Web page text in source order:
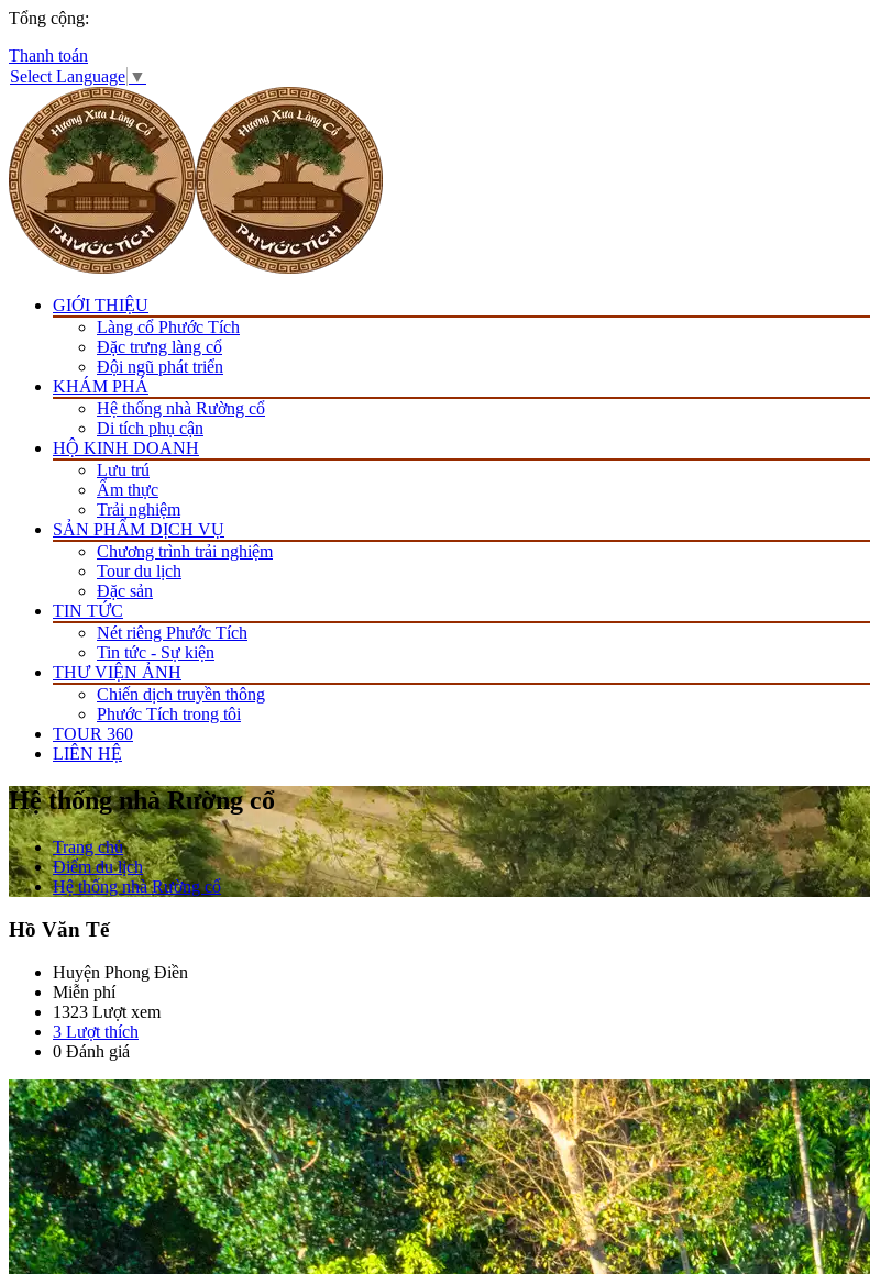
Tổng cộng:
Thanh toán
Select Language ▼
GIỚI THIỆU
Làng cổ Phước Tích
Đặc trưng làng cổ
Đội ngũ phát triển
KHÁM PHÁ
Hệ thống nhà Rường cổ
Di tích phụ cận
HỘ KINH DOANH
Lưu trú
Ẩm thực
Trải nghiệm
SẢN PHẨM DỊCH VỤ
Chương trình trải nghiệm
Tour du lịch
Đặc sản
TIN TỨC
Nét riêng Phước Tích
Tin tức - Sự kiện
THƯ VIỆN ẢNH
Chiến dịch truyền thông
Phước Tích trong tôi
TOUR 360
LIÊN HỆ
Hệ thống nhà Rường cổ
Trang chủ
Điểm du lịch
Hệ thống nhà Rường cổ
Hồ Văn Tế
Huyện Phong Điền
Miễn phí
1323 Lượt xem
3 Lượt thích
0 Đánh giá